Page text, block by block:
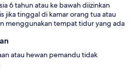
6 tahun atau ke bawah diizinkan
jika tinggal di kamar orang tua atau
menggunakan tempat tidur yang ada
atau hewan pemandu tidak